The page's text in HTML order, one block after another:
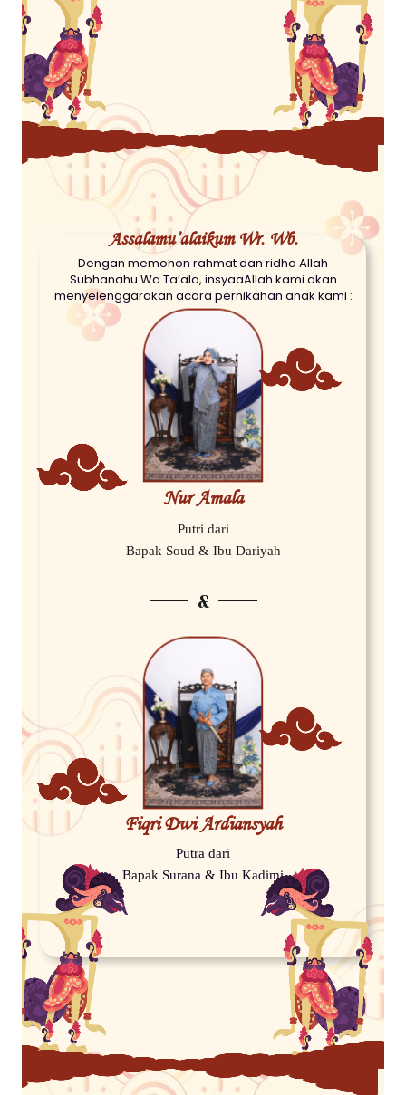
Assalamu’alaikum Wr. Wb.
Dengan memohon rahmat dan ridho Allah
Subhanahu Wa Ta’ala, insyaaAllah kami akan
menyelenggarakan acara pernikahan anak kami :
Nur Amala
Putri dari
Bapak Soud & Ibu Dariyah
&
Fiqri Dwi Ardiansyah
Putra dari
Bapak Surana & Ibu Kadimi